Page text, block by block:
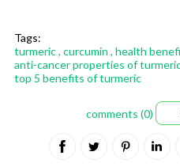
Tags:
turmeric, curcumin , health
anti-cancer properties of
top 5 benefits of turmeric
comments (0)